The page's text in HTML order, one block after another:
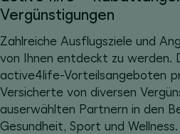
Vergünstigungen
Zahlreiche Ausflugsziele und
von Ihnen entdeckt zu werden.
active4life-Vorteilsangeboten
Versicherte von diversen
auserwählten Partnern in den
Gesundheit, Sport und Wellness.